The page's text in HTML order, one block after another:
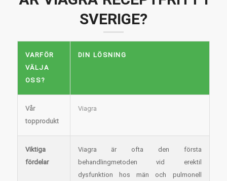
SVERIGE?
VARFÖR
VÄLJA
OSS?
DIN LÖSNING
Vår
topprodukt
Viagra
Viktiga
fördelar
Viagra är ofta den första
behandlingmetoden vid erektil
dysfunktion hos män och pulmonell